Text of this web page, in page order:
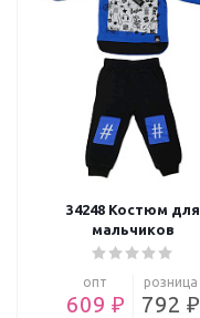
34248 Костюм для
мальчиков
опт
609 ₽
розница
792 ₽